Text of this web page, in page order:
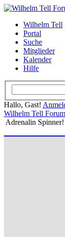
Wilhelm Tell
Portal
Suche
Mitglieder
Kalender
Hilfe
Hallo, Gast!
Wilhelm Tell Forum
Adrenalin